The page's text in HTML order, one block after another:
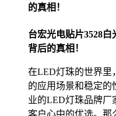
的真相！
台宏光电贴片3528
背后的真相！
在LED灯珠的世界里
的应用场景和稳定的
业的LED灯珠品牌厂
客户心中的优选。那